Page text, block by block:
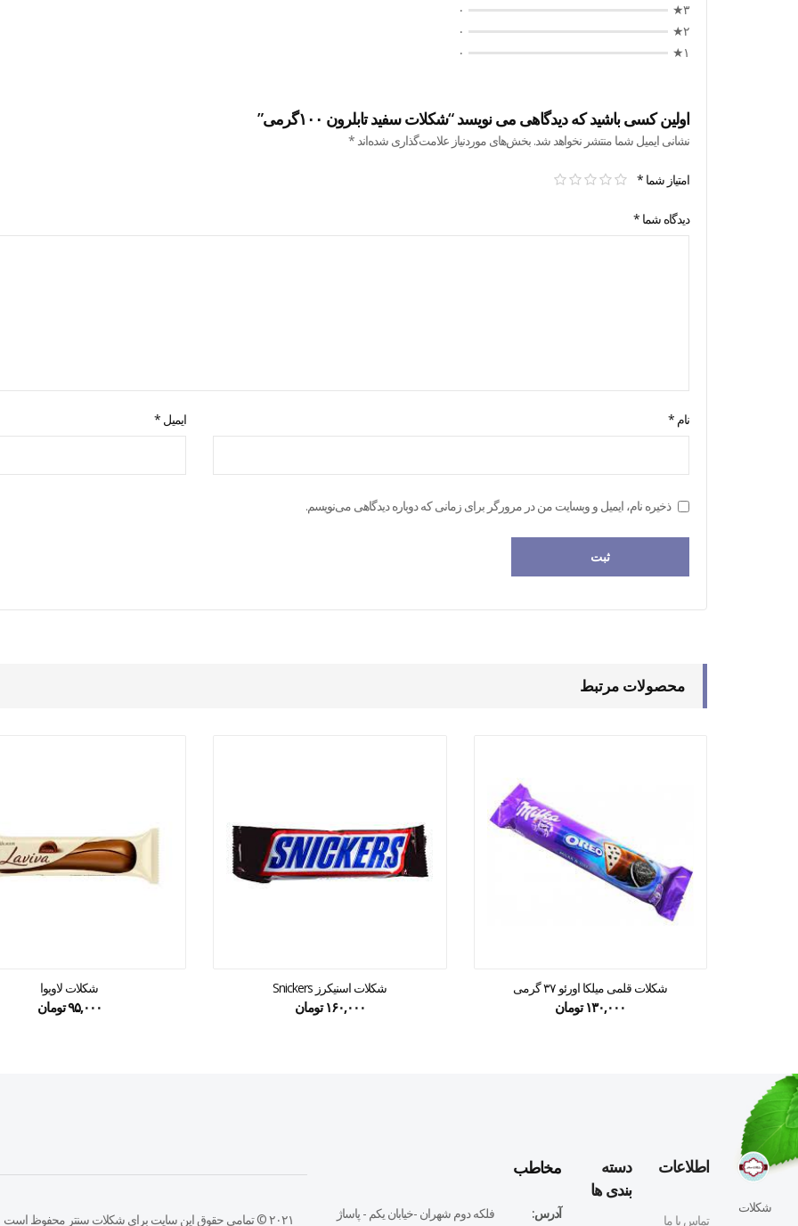
۳★
۰
۲★
۰
۱★
۰
اولین کسی باشید که دیدگاهی می نویسد “شکلات سفید تابلرون ۱۰۰گرمی”
نشانی ایمیل شما منتشر نخواهد شد. بخش‌های موردنیاز علامت‌گذاری شده‌اند *
امتیاز شما *
دیدگاه شما *
نام * ایمیل *
ذخیره نام، ایمیل و وبسایت من در مرورگر برای زمانی که دوباره دیدگاهی می‌نویسم.
محصولات مرتبط
شکلات قلمی میلکا اورئو ۳۷ گرمی
۱۳۰,۰۰۰ تومان
شکلات اسنیکرز Snickers
۱۶۰,۰۰۰ تومان
شکلات لاویوا
۹۵,۰۰۰تومان
شکلات
اطلاعات
تماس با ما
دسته
بندی ها
مخاطب
آدرس:
فلكه دوم شهران -خيابان يكم - پاساژ
۲۰۲۱ © تمامی حقوق این سایت برای شکلات سنتر محفوظ است